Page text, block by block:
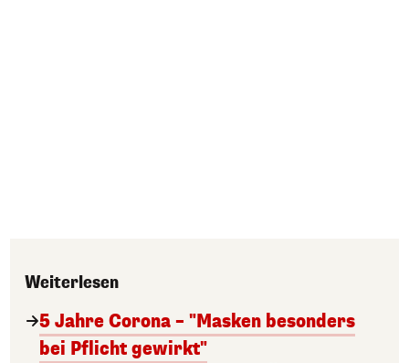
Weiterlesen
5 Jahre Corona – "Masken besonders
bei Pflicht gewirkt"